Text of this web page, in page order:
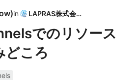
)in LAPRAS株式会社
でのリソース
どころ